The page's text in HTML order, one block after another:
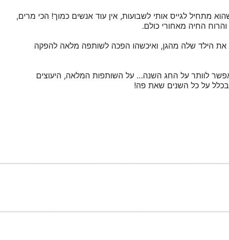
מתחיל לגייס אותי לשבועות, אין עוד אנשים כמוך! הכי מרים,
החיה מאחורי כולם.
הילד שלה מהגן, ואיכשהו הפכה לשותפה מלאה להפקה
לוותר על החג השנה… על השותפות המלאה, היעוצים
על כל השנים שאת פה!